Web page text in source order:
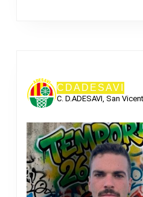
CDADESAVI
C. D.ADESAVI, San